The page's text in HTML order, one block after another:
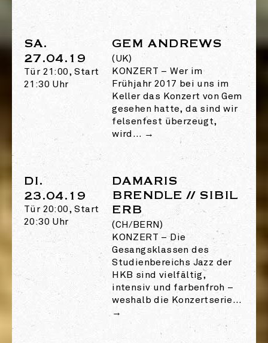
SA.
27.04.19
Tür 21:00, Start
21:30 Uhr
GEM ANDREWS
(UK)
KONZERT –Wer im
Frühjahr 2017 bei uns im
Keller das Konzert von Gem
gesehen hatte, da sind wir
felsenfest überzeugt,
wird… →
DI.
23.04.19
Tür 20:00, Start
20:30 Uhr
DAMARIS
BRENDLE // SIBIL
ERB
(CH/BERN)
KONZERT –Die
Gesangsklassen des
Studienbereichs Jazz der
HKB sind vielfältig,
intensiv und farbenfroh –
weshalb die Konzertserie…
→